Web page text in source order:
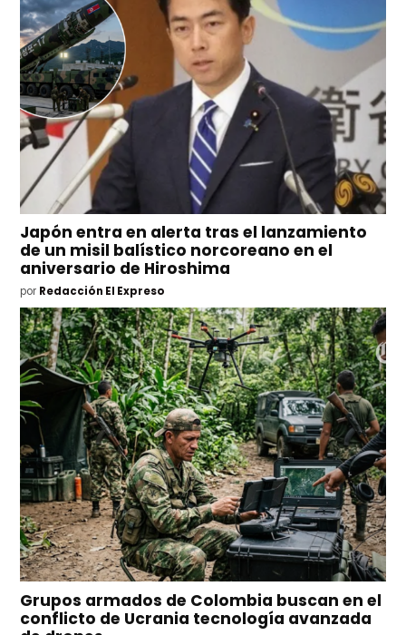
Japón entra en alerta tras el lanzamiento
de un misil balístico norcoreano en el
aniversario de Hiroshima
por Redacción El Expreso
Grupos armados de Colombia buscan en el
conflicto de Ucrania tecnología avanzada